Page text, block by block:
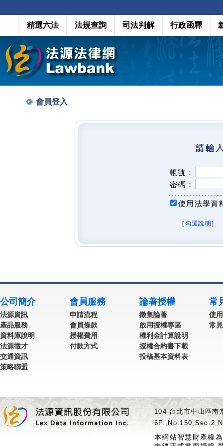
精選六法 法規查詢 司法判解 行政函釋
會員登入
帳號：
密碼：
使用法學資
[勾選說明 ]
公司簡介
法源資訊
產品服務
資料庫說明
法源徵才
交通資訊
策略聯盟
會員服務
申請流程
會員條款
授權費用
付款方式
論著授權
徵集論著
啟用授權專區
權利金計算說明
授權合約書下載
投稿基本資料表
常
使
常
104 台北市中山區
本網站智慧財產權